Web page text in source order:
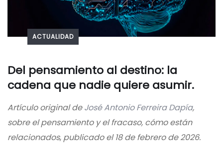
ACTUALIDAD
Del pensamiento al destino: la
cadena que nadie quiere asumir.
Artículo original deJosé Antonio Ferreira Dapía,
sobre el pensamiento y el fracaso, cómo están
relacionados, publicado el 18 de febrero de 2026.